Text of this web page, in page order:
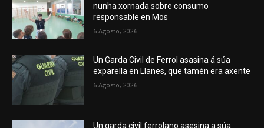
nunha xornada sobre consumo
responsable en Mos
6 Agosto, 2026
Un Garda Civil de Ferrol asasina á súa
exparella en Llanes, que tamén era axente
6 Agosto, 2026
Un garda civil ferrolano asesina a súa